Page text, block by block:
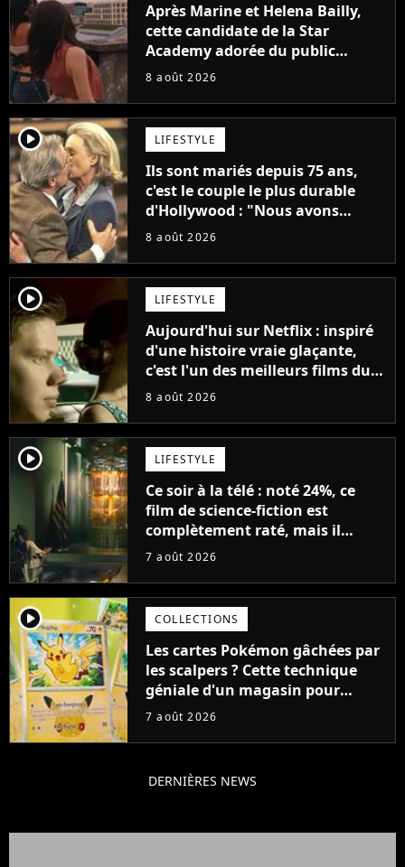
Après Marine et Helena Bailly,
cette candidate de la Star
Academy adorée du public
annonce son premier album,
8 août 2026
player2 LIFESTYLE
Ils sont mariés depuis 75 ans,
c'est le couple le plus durable
d'Hollywood : "Nous avons
avancé jour après jour, et les
décennies"
8 août 2026
player2 LIFESTYLE
Aujourd'hui sur Netflix : inspiré
d'une histoire vraie glaçante,
c'est l'un des meilleurs films du
21ème siècle
8 août 2026
player2 LIFESTYLE
Ce soir à la télé : noté 24%, ce
film de science-fiction est
complètement raté, mais il
aurait pu être encore pire à
7 août 2026
player2 COLLECTIONS
Les cartes Pokémon gâchées par
les scalpers ? Cette technique
géniale d'un magasin pour
ruiner les revendeurs
7 août 2026
DERNIÈRES NEWS